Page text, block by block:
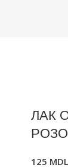
ЛАК
125 MDL